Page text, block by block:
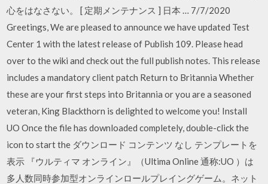
心をはなさない。 [ 定期メンテナンス ] 日本 … 7/7/2020
Greetings, We are pleased to announce we have updated Test
Center 1 with the latest release of Publish 109. Please head
over to the wiki and check out the full publish notes. This release
includes a mandatory client patch Return to Britannia Whether
these are your first steps into Britannia or you are a seasoned
veteran, King Blackthorn is delighted to welcome you! Install
UO Once the file has downloaded completely, double-click the
icon to start the ダウンロード コンテンツ なし テンプレートを
表示 『ウルティマ オンライン』（Ultima Online 通称:UO ）は
多人数同時参加型オンラインロールプレイングゲーム。ネット